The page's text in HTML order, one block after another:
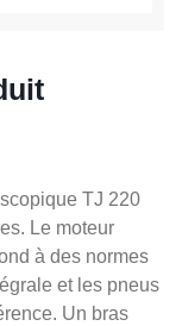
TJ 220
Le moteur
à des normes
et les pneus
Un bras